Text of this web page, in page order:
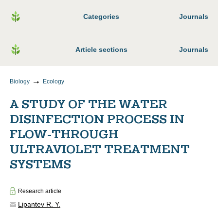
Categories Journals
Article sections Journals
Biology Ecology
A STUDY OF THE WATER
DISINFECTION PROCESS IN
FLOW-THROUGH
ULTRAVIOLET TREATMENT
SYSTEMS
Research article
Lipantev R. Y.